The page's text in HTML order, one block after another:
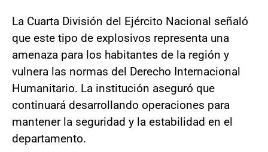
La Cuarta División del Ejército Nacional señaló
que este tipo de explosivos representa una
amenaza para los habitantes de la región y
vulnera las normas del Derecho Internacional
Humanitario. La institución aseguró que
continuará desarrollando operaciones para
mantener la seguridad y la estabilidad en el
departamento.